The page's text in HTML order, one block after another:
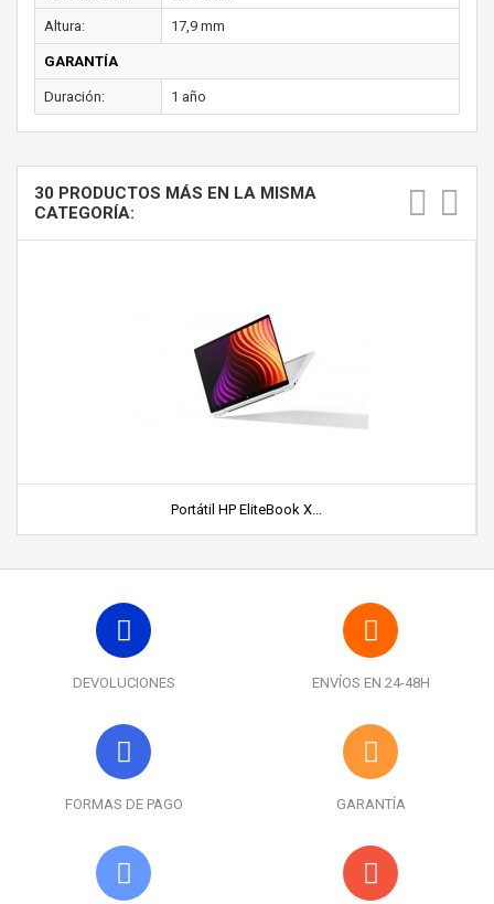
Altura: 17,9 mm
GARANTÍA
Duración: 1 año
30 PRODUCTOS MÁS EN LA MISMA
CATEGORÍA:
Portátil HP EliteBook X...
DEVOLUCIONES ENVÍOS EN 24-48H
FORMAS DE PAGO GARANTÍA